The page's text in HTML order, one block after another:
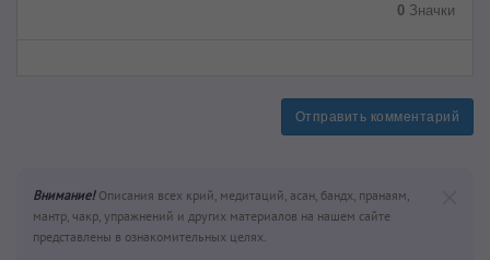
0 Значки
Отправить комментарий
Внимание!Описания всех крий, медитаций, асан, бандх, пранаям,
мантр, чакр, упражнений и других материалов на нашем сайте
представлены в ознакомительных целях.